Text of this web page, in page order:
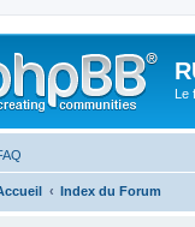
Le
Index du Forum